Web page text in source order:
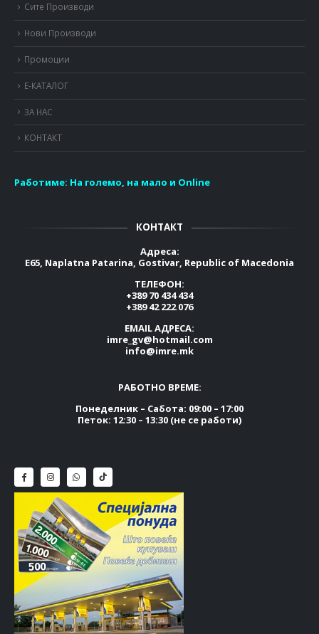
Сите Производи
Нови Производи
Промоции
Е-КАТАЛОГ
ЗА НАС
КОНТАКТ
Работиме: На големо, на мало и Online
КОНТАКТ
Адреса:
E65, Naplatna Patarina, Gostivar, Republic of Macedonia
ТЕЛЕФОН:
+389 70 434 434
+389 42 222 076
EMAIL АДРЕСА:
imre_gv@hotmail.com
info@imre.mk
РАБОТНО ВРЕМЕ:
Понеделник – Сабота: 09:00 – 17:00
Петок: 12:30 – 13:30 (не се работи)